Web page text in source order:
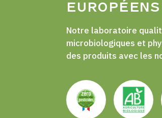
Notre laboratoire
microbiologiques et
des produits avec les